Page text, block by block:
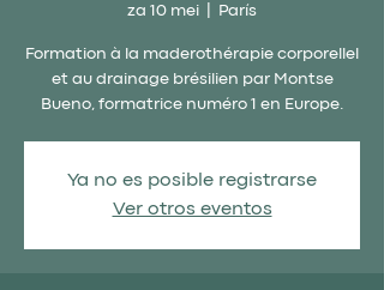
za 10 mei París
Formation à la maderothérapie corporellel
et au drainage brésilien par Montse
Bueno, formatrice numéro 1 en Europe.
Ya no es posible registrarse
Ver otros eventos